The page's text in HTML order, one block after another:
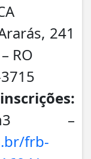
241
RO
–
frb-